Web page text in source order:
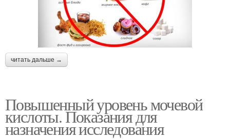
читать дальше →
Повышенный уровень мочевой
кислоты. Показания для
назначения исследования